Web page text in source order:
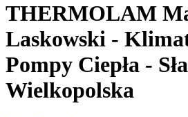
THERMOLAM
Laskowski -
Pompy Ciepła -
Wielkopolska